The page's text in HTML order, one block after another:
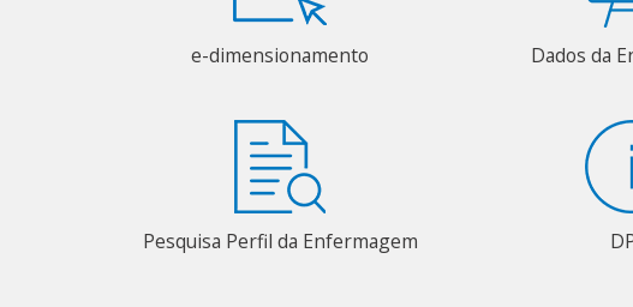
e-dimensionamento Dados da
Pesquisa Perfil da Enfermagem